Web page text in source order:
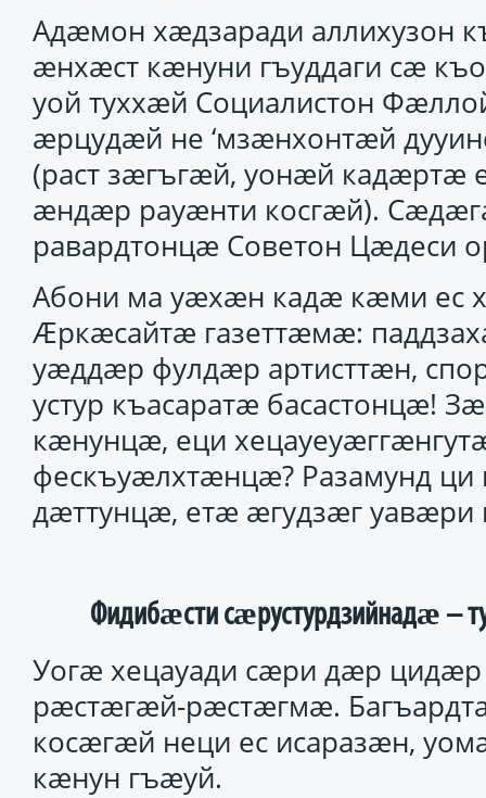
Адӕмон хӕдзаради аллихузон
ӕнхӕст кӕнуни гъуддаги сӕ
уой туххӕй Социалистон
ӕрцудӕй не ‘мзӕнхонтӕй
(раст зӕгъгӕй, уонӕй
ӕндӕр рауӕнти косгӕй).
равардтонцӕ Советон Цӕдеси
Абони ма уӕхӕн кадӕ кӕми
Ӕркӕсайтӕ газеттӕмӕ:
уӕддӕр фулдӕр артисттӕн,
устур къасаратӕ басастонцӕ!
кӕнунцӕ, еци
фескъуӕлхтӕнцӕ? Разамунд
дӕттунцӕ, етӕ ӕгудзӕг
Фидибӕсти сӕрустурдзийнадӕ
Уогӕ хецауади сӕри дӕр
рӕстӕгӕй-рӕстӕгмӕ.
косӕгӕй неци ес исаразӕн,
кӕнун гъӕуй.